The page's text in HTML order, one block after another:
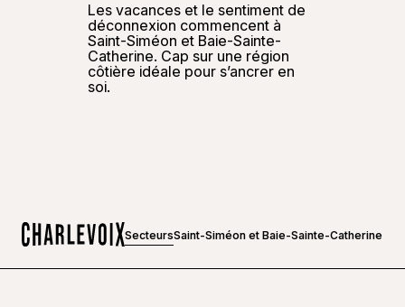
Les vacances et le sentiment de
déconnexion commencent à
Saint-Siméon et Baie-Sainte-
Catherine. Cap sur une région
côtière idéale pour s’ancrer en
soi.
SecteursSaint-Siméon et Baie-Sainte-Catherine